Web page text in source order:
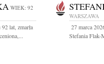
WIEK: 92
lat, zmarła
WARSZAWA
27 marca
Stefania Flak-